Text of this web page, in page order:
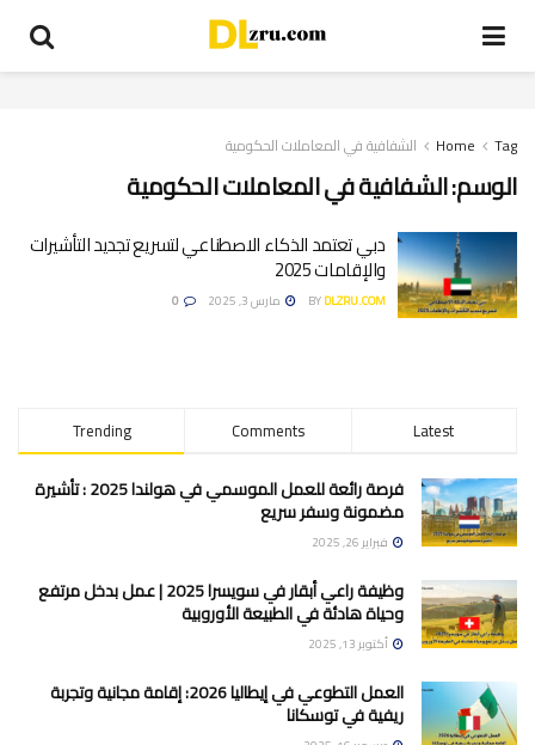
Home Tag الشفافية في المعاملات الحكومية
الوسم:الشفافية في المعاملات الحكومية
دبي تعتمد الذكاء الاصطناعي لتسريع تجديد التأشيرات
والإقامات 2025
BYDLZRU.COM مارس 3, 2025
Trending Comments Latest
فرصة رائعة للعمل الموسمي في هولندا 2025 : تأشيرة
مضمونة وسفر سريع
فبراير 26, 2025
وظيفة راعي أبقار في سويسرا 2025 | عمل بدخل مرتفع
وحياة هادئة في الطبيعة الأوروبية
أكتوبر 13, 2025
العمل التطوعي في إيطاليا 2026: إقامة مجانية وتجربة
ريفية في توسكانا